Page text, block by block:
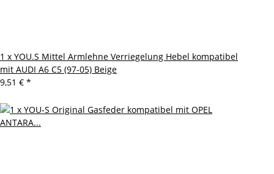
1 x YOU.S Mittel Armlehne Verriegelung Hebel kompatibel
mit AUDI A6 C5 (97-05) Beige
9,51 € *